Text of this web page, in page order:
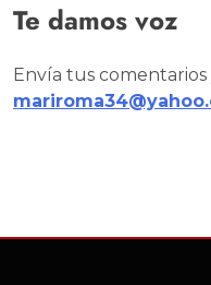
Te damos voz
Envía tus